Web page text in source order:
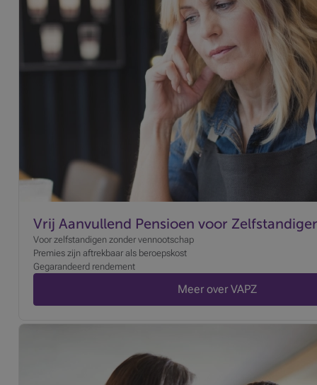
Vrij Aanvullend Pensioen voor
Voor zelfstandigen zonder vennootschap
Premies zijn aftrekbaar als beroepskost
Gegarandeerd rendement
Meer over VAPZ